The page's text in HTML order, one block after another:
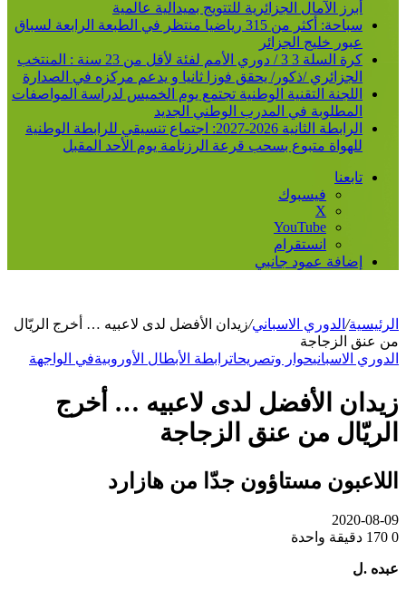
أبرز الآمال الجزائرية للتتويج بميدالية عالمية
سباحة: أكثر من 315 رياضيا منتظر في الطبعة الرابعة لسباق
عبور خليج الجزائر
كرة السلة 3 3 / دوري الأمم لفئة لأقل من 23 سنة : المنتخب
الجزائري /ذكور/ يحقق فوزا ثانيا و يدعم مركزه في الصدارة
اللجنة التقنية الوطنية تجتمع يوم الخميس لدراسة المواصفات
المطلوبة في المدرب الوطني الجديد
الرابطة الثانية 2026-2027: اجتماع تنسيقي للرابطة الوطنية
للهواة متبوع بسحب قرعة الرزنامة يوم الأحد المقبل
تابعنا
فيسبوك
‫X
‫YouTube
انستقرام
إضافة عمود جانبي
الرئيسية/ الدوري الاسباني/زيدان الأفضل لدى لاعبيه … أخرج الريّال
من عنق الزجاجة
الدوري الاسبانيحوار وتصريحاترابطة الأبطال الأوروبيةفي الواجهة
زيدان الأفضل لدى لاعبيه … أخرج
الريّال من عنق الزجاجة
اللاعبون مستاؤون جدّا من هازارد
2020-08-09
0
دقيقة واحدة
عبده .ل